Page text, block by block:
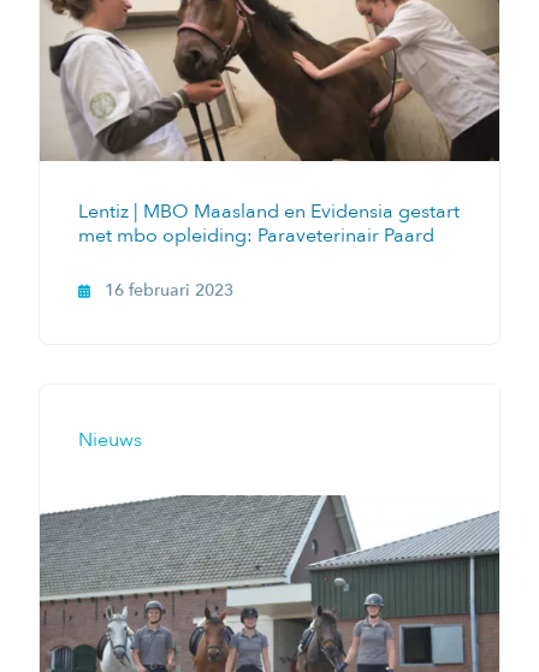
Lentiz | MBO Maasland en Evidensia gestart
met mbo opleiding: Paraveterinair Paard
16 februari 2023
Nieuws